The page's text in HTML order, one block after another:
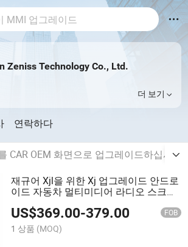
Zeniss Technology Co., Ltd.
더 보기
연락하다
CAR OEM 화면으로 업그레이드하십시오
재규어 Xjl을 위한 Xj 업그레이드 안드로
이드 자동차 멀티미디어 라디오 스크린
US$369.00-379.00 FOB
1 상품 (MOQ)